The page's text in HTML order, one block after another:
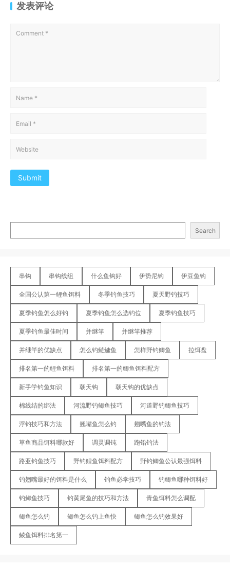
发表评论
Submit
Search
串钩 串钩线组 什么鱼钩好 伊势尼钩 伊豆鱼钩
全国公认第一鲤鱼饵料 冬季钓鱼技巧 夏天野钓技巧
夏季钓鱼怎么好钓 夏季钓鱼怎么选钓位 夏季钓鱼技巧
夏季钓鱼最佳时间 并继竿 并继竿推荐
并继竿的优缺点 怎么钓鲢鳙鱼 怎样野钓鲫鱼 拉饵盘
排名第一的鲤鱼饵料 排名第一的鲫鱼饵料配方
新手学钓鱼知识 朝天钩 朝天钩的优缺点
棉线结的绑法 河流野钓鲫鱼技巧 河道野钓鲫鱼技巧
浮钓技巧和方法 翘嘴鱼怎么钓 翘嘴鱼的钓法
草鱼商品饵料哪款好 调灵调钝 跑铅钓法
路亚钓鱼技巧 野钓鲤鱼饵料配方 野钓鲫鱼公认最强饵料
钓翘嘴最好的饵料是什么 钓鱼必学技巧 钓鲫鱼哪种饵料好
钓鲫鱼技巧 钓黄尾鱼的技巧和方法 青鱼饵料怎么调配
鲫鱼怎么钓 鲫鱼怎么钓上鱼快 鲫鱼怎么钓效果好
鲮鱼饵料排名第一